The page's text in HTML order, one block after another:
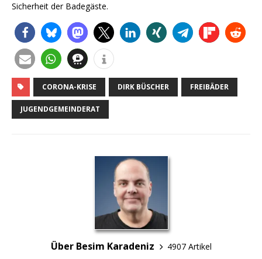
Sicherheit der Badegäste.
CORONA-KRISE DIRK BÜSCHER FREIBÄDER
JUGENDGEMEINDERAT
Über Besim Karadeniz
4907 Artikel